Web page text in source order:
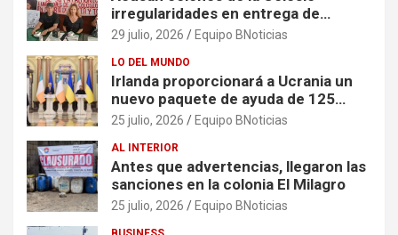
irregularidades en entrega de
escrituras
29 julio, 2026 Equipo BNoticias
LO DEL MUNDO
Irlanda proporcionará a Ucrania un
nuevo paquete de ayuda de 125
millones de euros
25 julio, 2026 Equipo BNoticias
AL INTERIOR
Antes que advertencias, llegaron las
sanciones en la colonia El Milagro
25 julio, 2026 Equipo BNoticias